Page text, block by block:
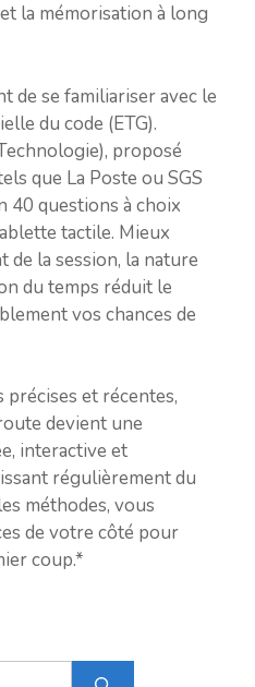
la mémorisation à long
de se familiariser avec le
du code (ETG).
proposé
que La Poste ou SGS
40 questions à choix
tactile. Mieux
la session, la nature
du temps réduit le
vos chances de
précises et récentes,
devient une
interactive et
régulièrement du
méthodes, vous
de votre côté pour
coup.*